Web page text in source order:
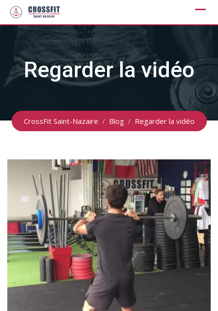
Skip
content
Regarder la vidéo
CrossFit Saint-Nazaire / Blog / Regarder la vidéo